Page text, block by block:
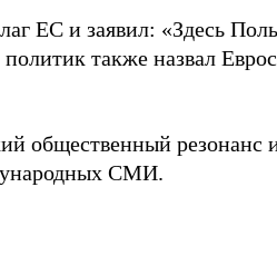
ЕС и заявил: «Здесь
также назвал
общественный резонанс
СМИ.